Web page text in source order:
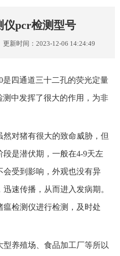
仪pcr检测型号
更新时间：2023-12-06 14:24:49
是四通道三十二孔的荧光定量
中发挥了很大的作用，为非
对猪有很大的致命威胁，但
是潜伏期，一般在4-9天左
受到影响，外观也没有异
速传播，从而进入发病期。
检测仪进行检测，及时处
养殖场、食品加工厂等所以